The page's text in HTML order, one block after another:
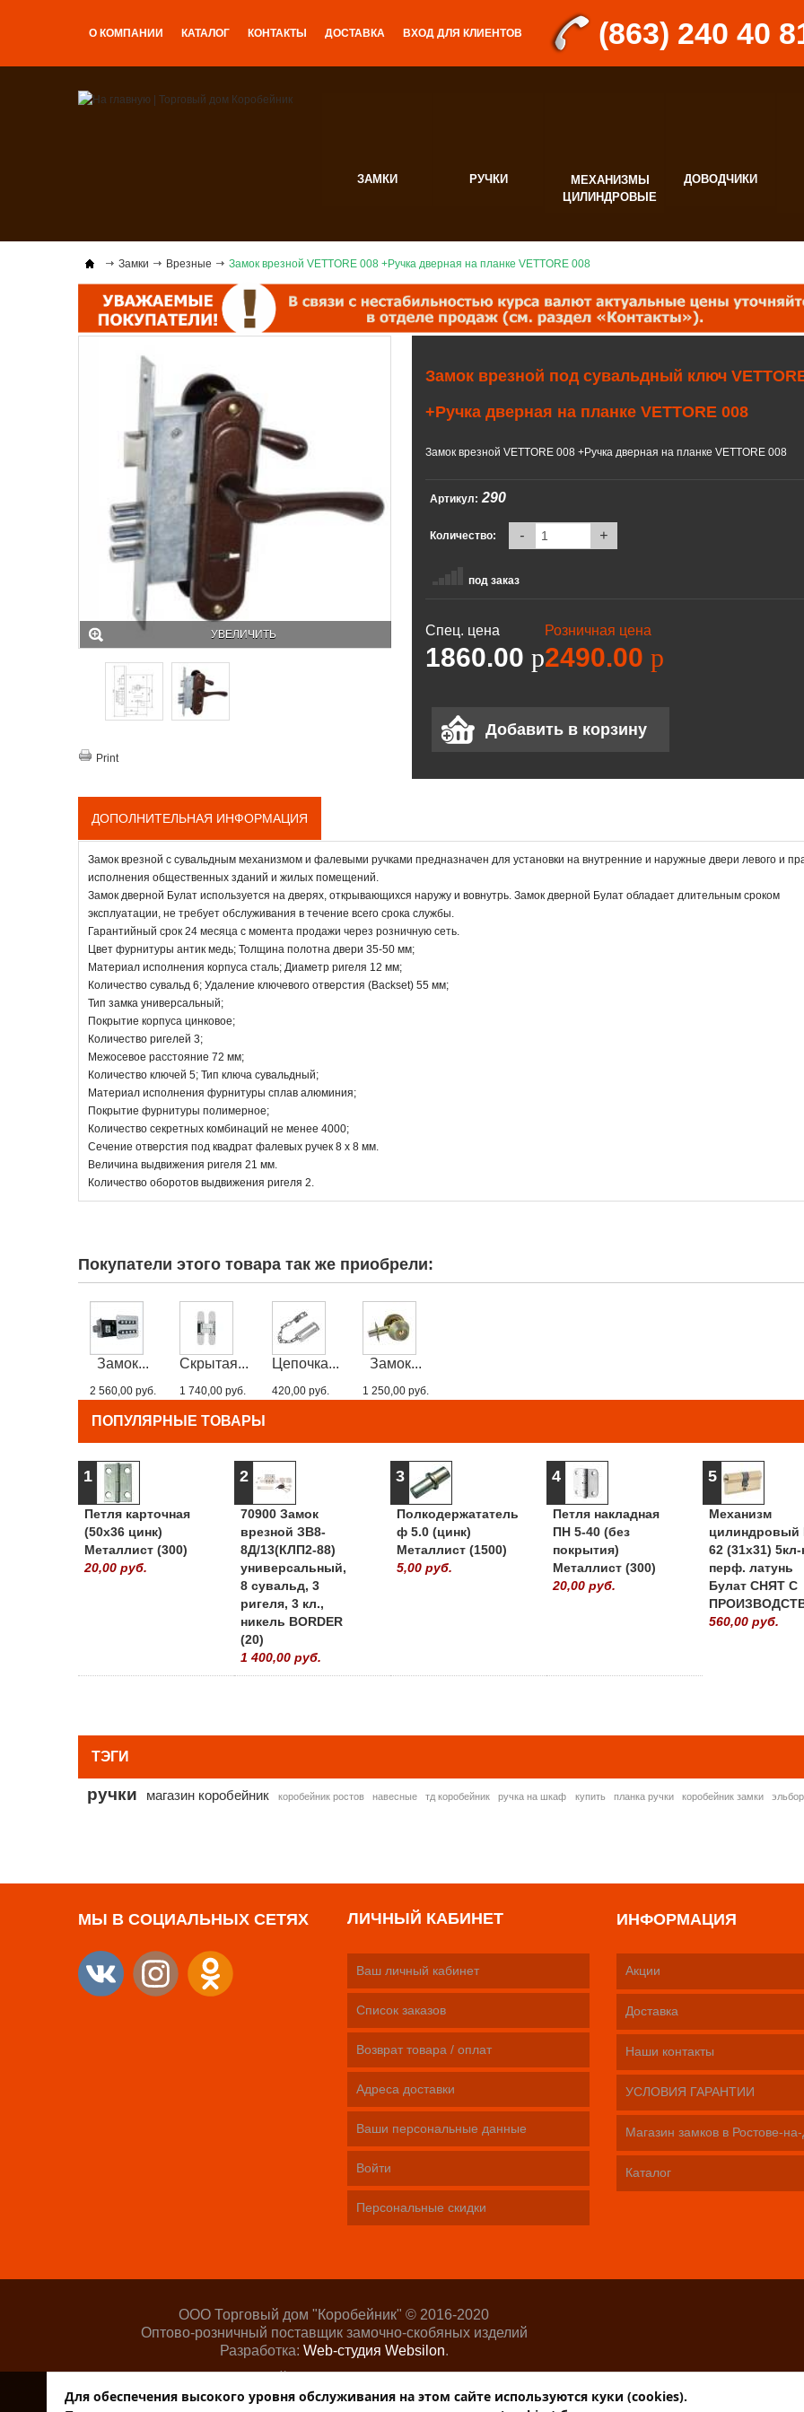
О КОМПАНИИ КАТАЛОГ КОНТАКТЫ ДОСТАВКА ВХОД ДЛЯ КЛИЕНТОВ
ЗАМКИ РУЧКИ
МЕХАНИЗМЫ
ЦИЛИНДРОВЫЕ
ДОВОДЧИКИ
(863) 240 40
Замки Врезные Замок врезной VЕTTORE 008 +Ручка дверная на планке VЕTTORE 008
УВЕЛИЧИТЬ
Print
Замок врезной под сувальдный ключ
+Ручка дверная на планке VЕTTORE 008
Замок врезной VЕTTORE 008 +Ручка дверная на планке VЕTTORE 008
Артикул: 290
Количество: - +
под заказ
Спец. цена
1860.00 p
Розничная цена
2490.00 p
ДОПОЛНИТЕЛЬНАЯ ИНФОРМАЦИЯ
Замок врезной с сувальдным механизмом и фалевыми ручками предназначен для установки на внутренние и наружные двери левого и
исполнения общественных зданий и жилых помещений.
Замок дверной Булат используется на дверях, открывающихся наружу и вовнутрь. Замок дверной Булат обладает длительным сроком
эксплуатации, не требует обслуживания в течение всего срока службы.
Гарантийный срок 24 месяца с момента продажи через розничную сеть.
Цвет фурнитуры антик медь; Толщина полотна двери 35-50 мм;
Материал исполнения корпуса сталь; Диаметр ригеля 12 мм;
Количество сувальд 6; Удаление ключевого отверстия (Backset) 55 мм;
Тип замка универсальный;
Покрытие корпуса цинковое;
Количество ригелей 3;
Межосевое расстояние 72 мм;
Количество ключей 5; Тип ключа сувальдный;
Материал исполнения фурнитуры сплав алюминия;
Покрытие фурнитуры полимерное;
Количество секретных комбинаций не менее 4000;
Сечение отверстия под квадрат фалевых ручек 8 х 8 мм.
Величина выдвижения ригеля 21 мм.
Количество оборотов выдвижения ригеля 2.
Покупатели этого товара так же приобрели:
Замок...
2 560,00 руб.
Скрытая...
1 740,00 руб.
Цепочка...
420,00 руб.
Замок...
1 250,00 руб.
ПОПУЛЯРНЫЕ ТОВАРЫ
1
Петля карточная
(50х36 цинк)
Металлист (300)
20,00 руб.
2
70900 Замок
врезной ЗВ8-
8Д/13(КЛП2-88)
универсальный,
8 сувальд, 3
ригеля, 3 кл.,
никель BORDER
(20)
1 400,00 руб.
3
Полкодержататель
ф 5.0 (цинк)
Металлист (1500)
5,00 руб.
4
Петля накладная
ПН 5-40 (без
покрытия)
Металлист (300)
20,00 руб.
5
Механизм
цилиндровый
62 (31х31) 5кл-
перф. латунь
Булат СНЯТ С
560,00 руб.
ТЭГИ
ручки магазин коробейник коробейник ростов навесные тд коробейник ручка на шкаф купить планка ручки коробейник замки эльбор
МЫ В СОЦИАЛЬНЫХ СЕТЯХ ЛИЧНЫЙ КАБИНЕТ
Ваш личный кабинет
Список заказов
Возврат товара / оплат
Адреса доставки
Ваши персональные данные
Войти
Персональные скидки
ИНФОРМАЦИЯ
Акции
Доставка
Наши контакты
УСЛОВИЯ ГАРАНТИИ
Магазин замков в Ростове-
Каталог
ООО Торговый дом "Коробейник" © 2016-2020
Оптово-розничный поставщик замочно-скобяных изделий
Разработка: Web-студия Websilon.
Поддержка сайта —ООО «Центр-Интернет»
Торговый дом КОРОБЕЙНИК
Для обеспечения высокого уровня обслуживания на этом сайте используются куки (cookies).